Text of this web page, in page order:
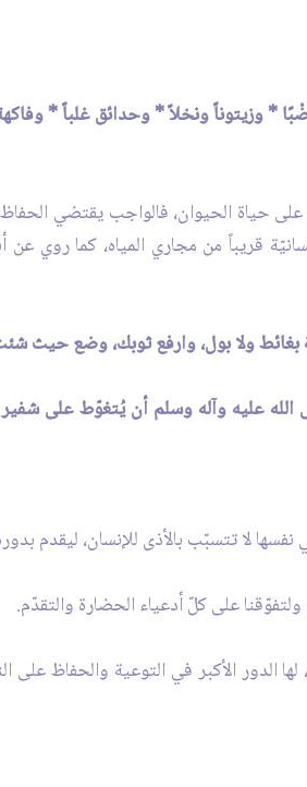
* وزيتوناً ونخلاً * وحدائق غلباً *
على حياة الحيوان، فالواجب يقتضي
قريباً من مجاري المياه، كما روي عن
بغائط ولا بول، وارفع ثوبك، وضع حيث
عليه وآله وسلم أن يُتغوّط على شفير
نفسها لا تتسبّب بالأذى للإنسان، ليقدم
على كلّ أدعياء الحضارة والتقدّم.
الأكبر في التوعية والحفاظ على